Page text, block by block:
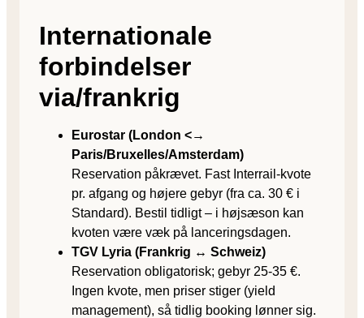
Internationale
forbindelser
via/frankrig
Eurostar (London <→
Paris/Bruxelles/Amsterdam)
Reservation påkrævet. Fast Interrail-kvote
pr. afgang og højere gebyr (fra ca. 30 € i
Standard). Bestil tidligt – i højsæson kan
kvoten være væk på lanceringsdagen.
TGV Lyria (Frankrig ↔ Schweiz)
Reservation obligatorisk; gebyr 25-35 €.
Ingen kvote, men priser stiger (yield
management), så tidlig booking lønner sig.